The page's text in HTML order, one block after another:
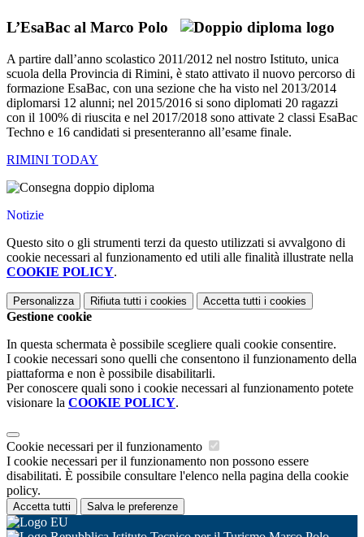
L’EsaBac al Marco Polo
A partire dall’anno scolastico 2011/2012 nel nostro Istituto, unica
scuola della Provincia di Rimini, è stato attivato il nuovo percorso di
formazione EsaBac, con una sezione che ha visto nel 2013/2014
diplomarsi 12 alunni; nel 2015/2016 si sono diplomati 20 ragazzi
con il 100% di riuscita e nel 2017/2018 sono attivate 2 classi EsaBac
Techno e 16 candidati si presenteranno all’esame finale.
RIMINI TODAY
Notizie
Questo sito o gli strumenti terzi da questo utilizzati si avvalgono di
cookie necessari al funzionamento ed utili alle finalità illustrate nella
COOKIE POLICY.
Personalizza Rifiuta tutti i cookies Accetta tutti i cookies
Gestione cookie
In questa schermata è possibile scegliere quali cookie consentire.
I cookie necessari sono quelli che consentono il funzionamento della
piattaforma e non è possibile disabilitarli.
Per conoscere quali sono i cookie necessari al funzionamento potete
visionare la COOKIE POLICY.
Cookie necessari per il funzionamento
I cookie necessari per il funzionamento non possono essere
disabilitati. È possibile consultare l'elenco nella pagina della cookie
policy.
Accetta tutti Salva le preferenze